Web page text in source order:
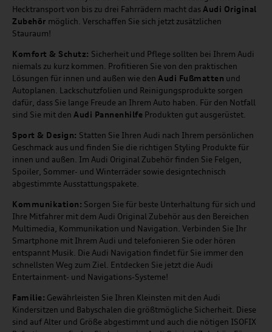
Hecktransport von bis zu drei Fahrrädern macht das Audi Original
Zubehör möglich. Verschaffen Sie sich jetzt zusätzlichen
Stauraum!
Komfort & Schutz: Sicherheit und Pflege sollten bei Ihrem Audi
niemals zu kurz kommen. Profitieren Sie von den praktischen
Lösungen für innen und außen wie den Audi Fußmatten und
Autoplanen. Lackschutzfolien und Reinigungsprodukte sorgen
dafür, dass Sie lange Freude an Ihrem Auto haben. Für den Notfall
sind Sie mit den Audi Pannenhilfe Produkten gut ausgerüstet.
Sport & Design: Statten Sie Ihren Audi nach Ihrem persönlichen
Geschmack aus und finden Sie die richtigen Styling Produkte für
innen und außen. Im Audi Original Zubehör finden Sie Felgen,
Spoiler, Sommer- und Winterräder sowie designtechnisch
abgestimmte Ausstattungspakete.
Kommunikation: Sorgen Sie für beste Unterhaltung für sich und
Ihre Mitfahrer mit dem Audi Original Zubehör aus den Bereichen
Multimedia, Kommunikation und Navigation. Verbinden Sie Ihr
Smartphone mit Ihrem Audi und telefonieren Sie oder hören
entspannt Musik. Die Audi Navigation findet für Sie immer den
schnellsten Weg zum Ziel. Entdecken Sie jetzt die Audi
Entertainment- und Navigations-Systeme!
Familie: Gewährleisten Sie Ihren Kleinsten mit den Audi
Kindersitzen und Babyschalen die größtmögliche Sicherheit. Diese
sind auf Alter und Größe abgestimmt und auch die nötigen ISOFIX